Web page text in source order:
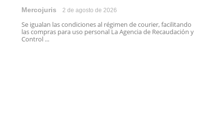
Mercojuris 2 de agosto de 2026
Se igualan las condiciones al régimen de courier, facilitando
las compras para uso personal La Agencia de Recaudación y
Control ...